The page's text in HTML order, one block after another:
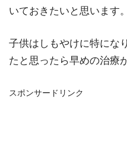
いておきたいと思います。
子供はしもやけに特にな
たと思ったら早めの治療
スポンサードリンク